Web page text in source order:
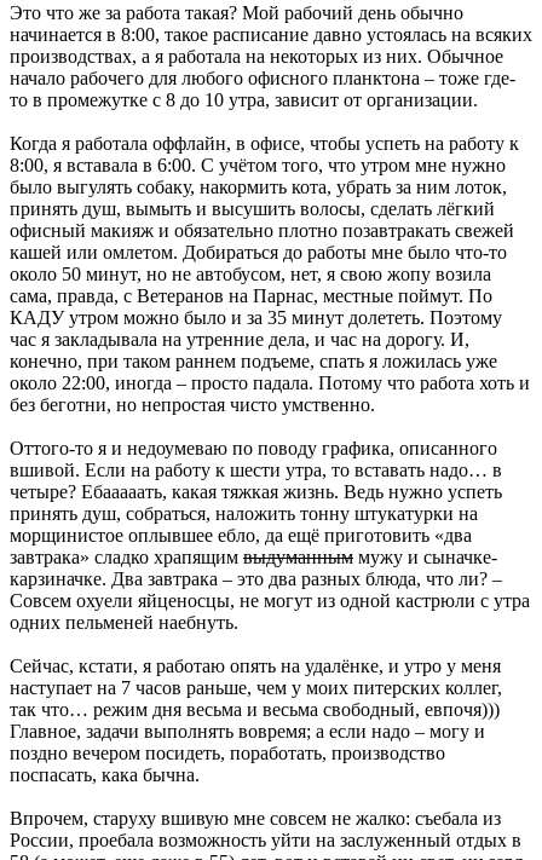
Это что же за работа такая? Мой рабочий день обычно
начинается в 8:00, такое расписание давно устоялась на всяких
производствах, а я работала на некоторых из них. Обычное
начало рабочего для любого офисного планктона – тоже где-
то в промежутке с 8 до 10 утра, зависит от организации.
Когда я работала оффлайн, в офисе, чтобы успеть на работу к
8:00, я вставала в 6:00. С учётом того, что утром мне нужно
было выгулять собаку, накормить кота, убрать за ним лоток,
принять душ, вымыть и высушить волосы, сделать лёгкий
офисный макияж и обязательно плотно позавтракать свежей
кашей или омлетом. Добираться до работы мне было что-то
около 50 минут, но не автобусом, нет, я свою жопу возила
сама, правда, с Ветеранов на Парнас, местные поймут. По
КАДУ утром можно было и за 35 минут долететь. Поэтому
час я закладывала на утренние дела, и час на дорогу. И,
конечно, при таком раннем подъеме, спать я ложилась уже
около 22:00, иногда – просто падала. Потому что работа хоть и
без беготни, но непростая чисто умственно.
Оттого-то я и недоумеваю по поводу графика, описанного
вшивой. Если на работу к шести утра, то вставать надо… в
четыре? Ебааааать, какая тяжкая жизнь. Ведь нужно успеть
принять душ, собраться, наложить тонну штукатурки на
морщинистое оплывшее ебло, да ещё приготовить «два
завтрака» сладко храпящим выдуманным мужу и сыначке-
карзиначке. Два завтрака – это два разных блюда, что ли? –
Совсем охуели яйценосцы, не могут из одной кастрюли с утра
одних пельменей наебнуть.
Сейчас, кстати, я работаю опять на удалёнке, и утро у меня
наступает на 7 часов раньше, чем у моих питерских коллег,
так что… режим дня весьма и весьма свободный, евпочя)))
Главное, задачи выполнять вовремя; а если надо – могу и
поздно вечером посидеть, поработать, производство
поспасать, кака бычна.
Впрочем, старуху вшивую мне совсем не жалко: съебала из
России, проебала возможность уйти на заслуженный отдых в